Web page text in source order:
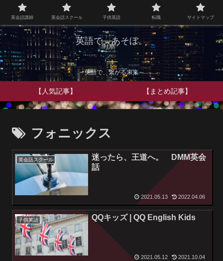
英語で、あそぼ。
～英語で、繋がる未来～
【人気記事】 【まとめ記事】
フォニックス
英会話スクール
迷ったら、王道へ。 DMM英会
話
2021.05.13 2022.04.06
子供英語 QQキッズ | QQ English Kids
2021.05.12 2021.10.04
英会話講師 英会話スクール 子供英語 転職 サイトマップ